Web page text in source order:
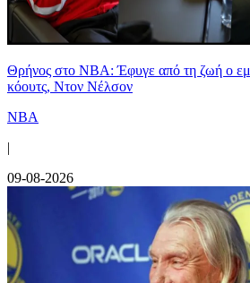
Θρήνος στο NBA: Έφυγε από τη ζωή ο
κόουτς, Ντον Νέλσον
NBA
|
09-08-2026